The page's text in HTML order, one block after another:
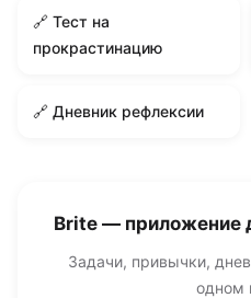
🔗 Тест на
прокрастинацию
🔗 Дневник рефлексии
Brite — приложение
Задачи, привычки,
одном